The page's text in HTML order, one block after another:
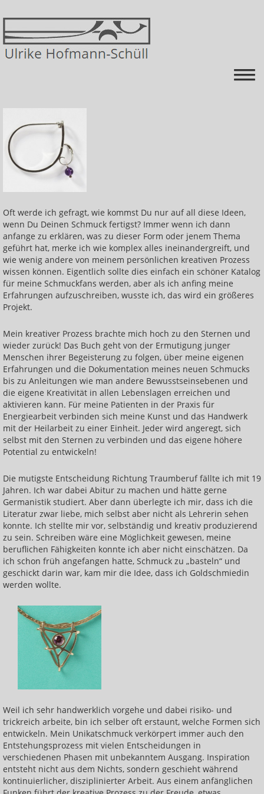
Energiearbeit
Über mich
Kurse
Krankheiten ganzheitlich betrachten und mit
Energie behandeln
Heilen lernen: Energieniveau ausgleichen und die
Körperschwingung erhöhen
Basiskurs: Heilen mit Handauflegen
Heilen lernen: jede und jeder kann das!
Heilen der inneren Organe
Heilen von Knochen, Rücken und Gelenken
Heilen über das Lymphsystem
Heilen über das Nervensystem
Heilen mit dem indianischen Medizinrad
Heilen mit der Energie der besten Heilsteine
Heilen mit den Eigenschaften der Edelmetalle
Reisen zum inneren Heiler
Der energetische Umgang mit Viren
Heilen mit den Engergien der Krafttiere
Heilen mit den Farben der Chakren
Energieanwendung bei Krebstumoren
Alte Strukturen auflösen
In das eigene, gesunde Potential hinein wachsen
Räume für neues Öffnen
Das eigene Kraftfeld vergrößern
Heilen mit den Farbschwingungen des
Regenbogens
Energietraining für Männer mit Prostata
Problemen
Oft werde ich gefragt, wie kommst Du nur auf all diese Ideen,
wenn Du Deinen Schmuck fertigst? Immer wenn ich dann
anfange zu erklären, was zu dieser Form oder jenem Thema
geführt hat, merke ich wie komplex alles ineinandergreift, und
wie wenig andere von meinem persönlichen kreativen Prozess
wissen können. Eigentlich sollte dies einfach ein schöner Katalog
für meine Schmuckfans werden, aber als ich anfing meine
Erfahrungen aufzuschreiben, wusste ich, das wird ein größeres
Projekt.
Mein kreativer Prozess brachte mich hoch zu den Sternen und
wieder zurück! Das Buch geht von der Ermutigung junger
Menschen ihrer Begeisterung zu folgen, über meine eigenen
Erfahrungen und die Dokumentation meines neuen Schmucks
bis zu Anleitungen wie man andere Bewusstseinsebenen und
die eigene Kreativität in allen Lebenslagen erreichen und
aktivieren kann. Für meine Patienten in der Praxis für
Energiearbeit verbinden sich meine Kunst und das Handwerk
mit der Heilarbeit zu einer Einheit. Jeder wird angeregt, sich
selbst mit den Sternen zu verbinden und das eigene höhere
Potential zu entwickeln!
Die mutigste Entscheidung Richtung Traumberuf fällte ich mit 19
Jahren. Ich war dabei Abitur zu machen und hätte gerne
Germanistik studiert. Aber dann überlegte ich mir, dass ich die
Literatur zwar liebe, mich selbst aber nicht als Lehrerin sehen
konnte. Ich stellte mir vor, selbständig und kreativ produzierend
zu sein. Schreiben wäre eine Möglichkeit gewesen, meine
beruflichen Fähigkeiten konnte ich aber nicht einschätzen. Da
ich schon früh angefangen hatte, Schmuck zu „basteln“ und
geschickt darin war, kam mir die Idee, dass ich Goldschmiedin
werden wollte.
Weil ich sehr handwerklich vorgehe und dabei risiko- und
trickreich arbeite, bin ich selber oft erstaunt, welche Formen sich
entwickeln. Mein Unikatschmuck verkörpert immer auch den
Entstehungsprozess mit vielen Entscheidungen in
verschiedenen Phasen mit unbekanntem Ausgang. Inspiration
entsteht nicht aus dem Nichts, sondern geschieht während
kontinuierlicher, disziplinierter Arbeit. Aus einem anfänglichen